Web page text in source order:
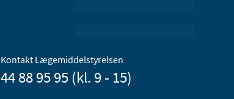
Kontakt Lægemiddelstyrelsen
44 88 95 95 (kl. 9 - 15)